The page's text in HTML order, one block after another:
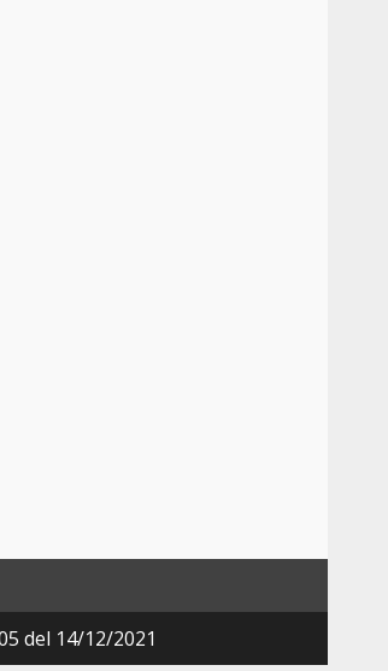
del 14/12/2021